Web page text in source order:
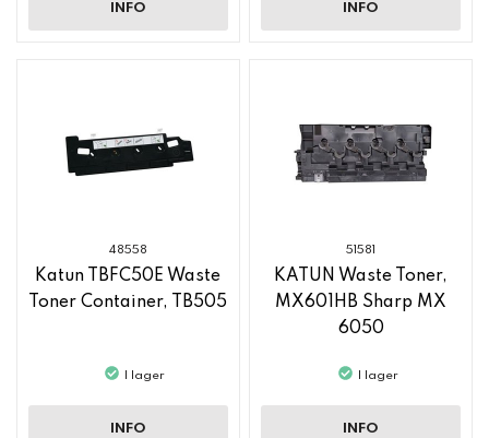
INFO INFO
48558
Katun TBFC50E Waste
Toner Container, TB505
I lager
INFO
51581
KATUN Waste Toner,
MX601HB Sharp MX
6050
I lager
INFO